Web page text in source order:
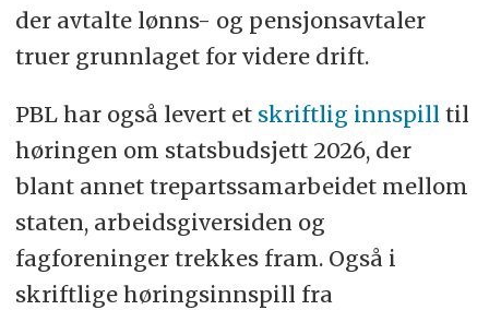
der avtalte lønns- og pensjonsavtaler
truer grunnlaget for videre drift.
PBL har også levert et skriftlig innspill til
høringen om statsbudsjett 2026, der
blant annet trepartssamarbeidet mellom
staten, arbeidsgiversiden og
fagforeninger trekkes fram. Også i
skriftlige høringsinnspill fra